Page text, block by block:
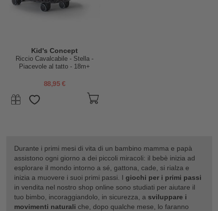
Kid's Concept
Riccio Cavalcabile - Stella -
Piacevole al tatto - 18m+
88,95 €
Durante i primi mesi di vita di un bambino mamma e papà
assistono ogni giorno a dei piccoli miracoli: il bebè inizia ad
esplorare il mondo intorno a sé, gattona, cade, si rialza e
inizia a muovere i suoi primi passi. I giochi per i primi passi
in vendita nel nostro shop online sono studiati per aiutare il
tuo bimbo, incoraggiandolo, in sicurezza, a sviluppare i
movimenti naturali che, dopo qualche mese, lo faranno